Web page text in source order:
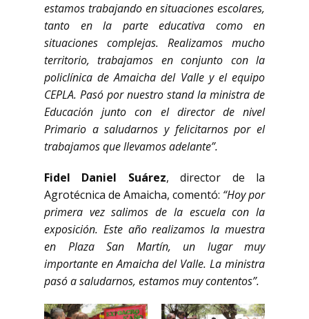
estamos trabajando en situaciones escolares,
tanto en la parte educativa como en
situaciones complejas. Realizamos mucho
territorio, trabajamos en conjunto con la
policlínica de Amaicha del Valle y el equipo
CEPLA. Pasó por nuestro stand la ministra de
Educación junto con el director de nivel
Primario a saludarnos y felicitarnos por el
trabajamos que llevamos adelante”.
Fidel Daniel Suárez, director de la
Agrotécnica de Amaicha, comentó: “Hoy por
primera vez salimos de la escuela con la
exposición. Este año realizamos la muestra
en Plaza San Martín, un lugar muy
importante en Amaicha del Valle. La ministra
pasó a saludarnos, estamos muy contentos”.